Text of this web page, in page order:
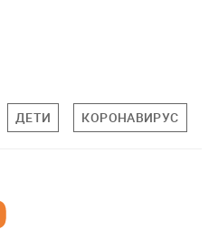
ДЕТИ КОРОНАВИРУС